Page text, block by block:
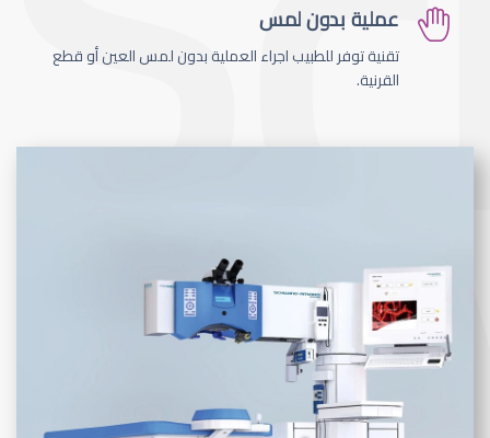
عملية بدون لمس
تقنية توفر للطبيب اجراء العملية بدون لمس العين أو قطع
القرنية.